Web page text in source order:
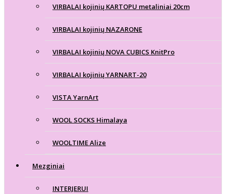
VIRBALAI kojinių KARTOPU metaliniai 20cm
VIRBALAI kojinių NAZARONE
VIRBALAI kojinių NOVA CUBICS KnitPro
VIRBALAI kojinių YARNART-20
VISTA YarnArt
WOOL SOCKS Himalaya
WOOLTIME Alize
Mezginiai
INTERJERUI